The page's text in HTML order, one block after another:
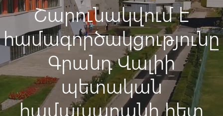
Շարունակվում է
համագործակցությունը
Գրանդ Վալիի
պետական
համալսարանի հետ